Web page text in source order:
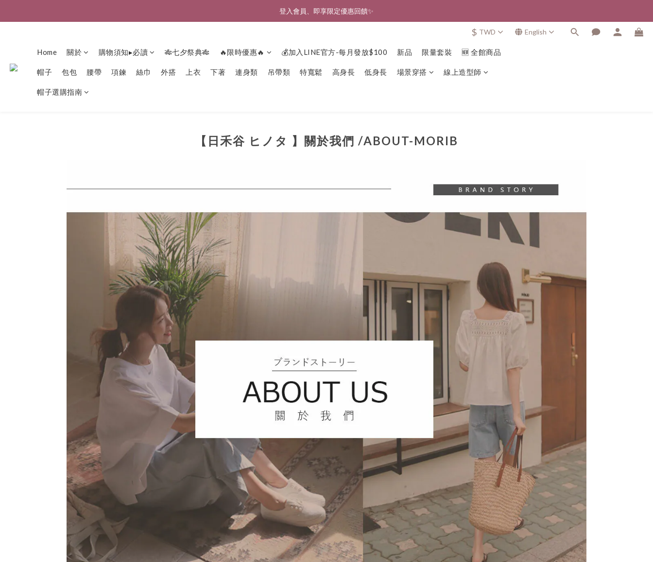
🎉新北淡水實體門市🤗歡迎蒞臨試穿🎉
🎉新北淡水實體門市🤗歡迎蒞臨試穿🎉
🎉新北淡水實體門市🤗歡迎蒞臨試穿🎉
$ TWD English
Home 關於 購物須知▸必讀 🎋七夕祭典🎋 🔥限時優惠🔥 💰加入LINE官方-每月發放$100 新品 限量套裝 🆕 全館商品
帽子 包包 腰帶 項鍊 絲巾 外搭 上衣 下著 連身類 吊帶類 特寬鬆 高身長 低身長 場景穿搭 線上造型師
帽子選購指南
【日禾谷 ヒノタ 】關於我們 /ABOUT-MORIB